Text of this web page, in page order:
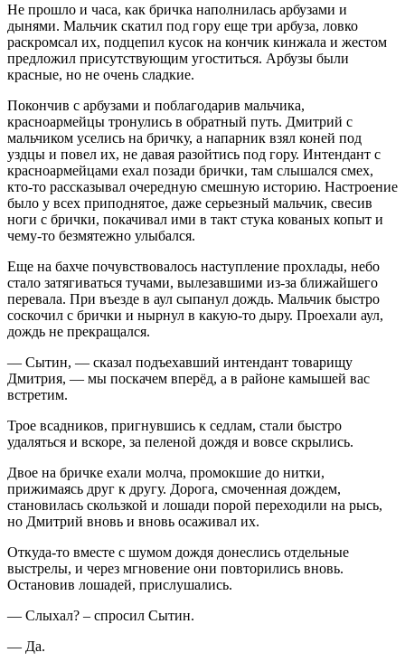
Не прошло и часа, как бричка наполнилась арбузами и
дынями. Мальчик скатил под гору еще три арбуза, ловко
раскромсал их, подцепил кусок на кончик кинжала и жестом
предложил присутствующим угоститься. Арбузы были
красные, но не очень сладкие.
Покончив с арбузами и поблагодарив мальчика,
красноармейцы тронулись в обратный путь. Дмитрий с
мальчиком уселись на бричку, а напарник взял коней под
уздцы и повел их, не давая разойтись под гору. Интендант с
красноармейцами ехал позади брички, там слышался смех,
кто-то рассказывал очередную смешную историю. Настроение
было у всех приподнятое, даже серьезный мальчик, свесив
ноги с брички, покачивал ими в такт стука кованых копыт и
чему-то безмятежно улыбался.
Еще на бахче почувствовалось наступление прохлады, небо
стало затягиваться тучами, вылезавшими из-за ближайшего
перевала. При въезде в аул сыпанул дождь. Мальчик быстро
соскочил с брички и нырнул в какую-то дыру. Проехали аул,
дождь не прекращался.
— Сытин, — сказал подъехавший интендант товарищу
Дмитрия, — мы поскачем вперёд, а в районе камышей вас
встретим.
Трое всадников, пригнувшись к седлам, стали быстро
удаляться и вскоре, за пеленой дождя и вовсе скрылись.
Двое на бричке ехали молча, промокшие до нитки,
прижимаясь друг к другу. Дорога, смоченная дождем,
становилась скользкой и лошади порой переходили на рысь,
но Дмитрий вновь и вновь осаживал их.
Откуда-то вместе с шумом дождя донеслись отдельные
выстрелы, и через мгновение они повторились вновь.
Остановив лошадей, прислушались.
— Слыхал? – спросил Сытин.
— Да.